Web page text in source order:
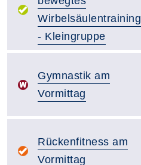
Wirbelsäulentraining
- Kleingruppe
Gymnastik am
Vormittag
Rückenfitness am
Vormittag